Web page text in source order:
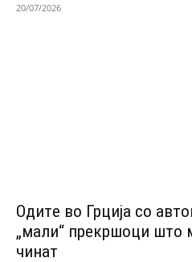
20/07/2026
Одитe во Грција со
„мали“ прекршоци што
чинат